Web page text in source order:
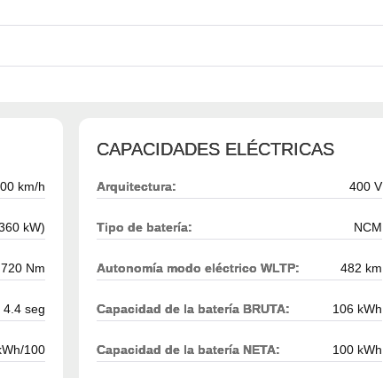
km/h
kW)
720 Nm
4.4 seg
100
CAPACIDADES ELÉCTRICAS
Arquitectura: 400 V
Tipo de batería: NCM
Autonomía modo eléctrico WLTP: 482 km
Capacidad de la batería BRUTA: 106 kWh
Capacidad de la batería NETA: 100 kWh